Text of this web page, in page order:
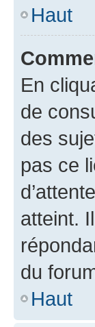
Haut
En
de
des
pas ce
atteint.
du
Haut